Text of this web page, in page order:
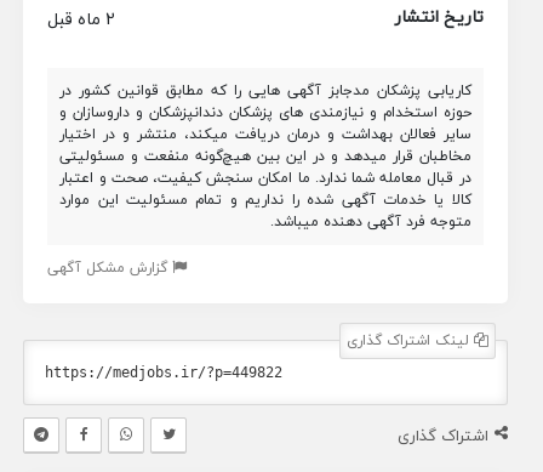
تاریخ انتشار
2 ماه قبل
کاریابی پزشکان مدجابز آگهی هایی را که مطابق قوانین کشور در
حوزه استخدام و نیازمندی های پزشکان دندانپزشکان و داروسازان و
سایر فعالان بهداشت و درمان دریافت میکند، منتشر و در اختیار
مخاطبان قرار میدهد و در این بین هیچ‌گونه منفعت و مسئولیتی
در قبال معامله شما ندارد. ما امکان سنجش کیفیت، صحت و اعتبار
کالا یا خدمات آگهی شده را نداریم و تمام مسئولیت این موارد
متوجه فرد آگهی دهنده میباشد.
گزارش مشکل آگهی
لینک اشتراک گذاری
اشتراک گذاری